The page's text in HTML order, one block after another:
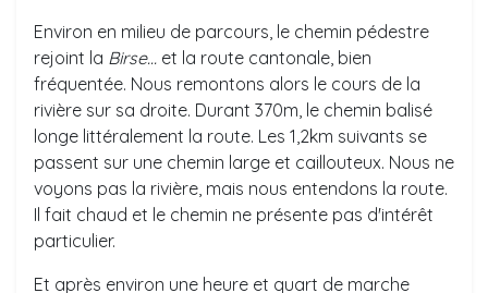
Environ en milieu de parcours, le chemin pédestre
rejoint la Birse... et la route cantonale, bien
fréquentée. Nous remontons alors le cours de la
rivière sur sa droite. Durant 370m, le chemin balisé
longe littéralement la route. Les 1,2km suivants se
passent sur une chemin large et caillouteux. Nous ne
voyons pas la rivière, mais nous entendons la route.
Il fait chaud et le chemin ne présente pas d'intérêt
particulier.
Et après environ une heure et quart de marche